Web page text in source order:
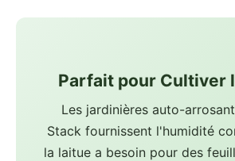
Parfait pour Cultiver
Les jardinières auto-
Stack fournissent l'humidité
la laitue a besoin pour des